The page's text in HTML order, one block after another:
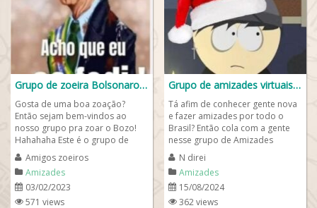
Grupo de zoeira Bolsonaro 🤣
Gosta de uma boa zoação?
Então sejam bem-vindos ao
nosso grupo pra zoar o Bozo!
Hahahaha Este é o grupo de
zueira perfeito para aqueles que
desejam rir...
Amigos zoeiros
Amizades
03/02/2023
571 views
Grupo de amizades virtuais 😎
Tá afim de conhecer gente nova
e fazer amizades por todo o
Brasil? Então cola com a gente
nesse grupo de Amizades
Virtuais! Aqui a resenha rola
solta, a...
N direi
Amizades
15/08/2024
362 views